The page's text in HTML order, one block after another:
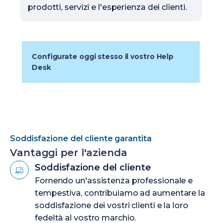
prodotti, servizi e l'esperienza dei clienti.
Configurate oggi stesso il vostro Help
Desk
Soddisfazione del cliente garantita
Vantaggi per l'azienda
Soddisfazione del cliente
Fornendo un'assistenza professionale e
tempestiva, contribuiamo ad aumentare la
soddisfazione dei vostri clienti e la loro
fedeltà al vostro marchio.